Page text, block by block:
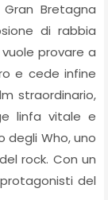
Bretagna
di rabbia
provare a
e cede infine
straordinario,
linfa vitale e
degli Who, uno
rock. Con un
del